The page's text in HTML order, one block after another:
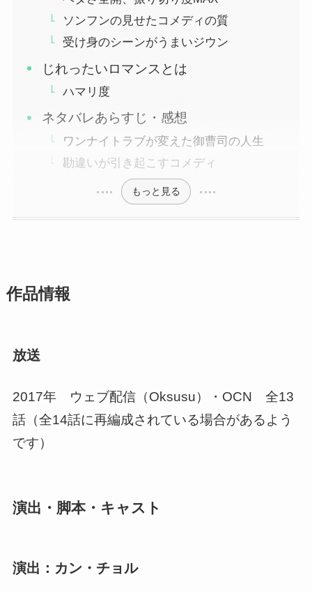
ソンフンの見せたコメディの質
受け身のシーンがうまいジウン
じれったいロマンスとは
ハマリ度
ネタバレあらすじ・感想
ワンナイトラブが変えた御曹司の人生
勘違いが引き起こすコメディ
もっと見る
作品情報
放送
2017年 ウェブ配信（Oksusu）・OCN 全13
話（全14話に再編成されている場合があるよう
です）
演出・脚本・キャスト
演出：カン・チョル